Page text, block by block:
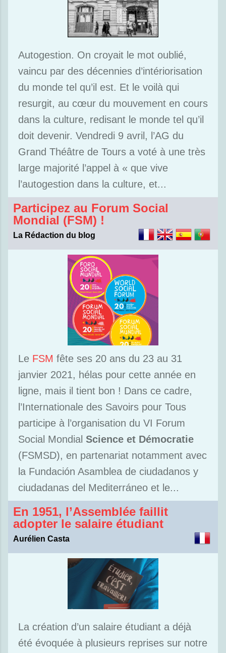
Autogestion. On croyait le mot oublié,
vaincu par des décennies d’intériorisation
du monde tel qu’il est. Et le voilà qui
resurgit, au cœur du mouvement en cours
dans la culture, redisant le monde tel qu’il
doit devenir. Vendredi 9 avril, l’AG du
Grand Théâtre de Tours a voté à une très
large majorité l’appel à « que vive
l’autogestion dans la culture, et...
Participez au Forum Social
Mondial (FSM) !
La Rédaction du blog
Le FSM fête ses 20 ans du 23 au 31
janvier 2021, hélas pour cette année en
ligne, mais il tient bon ! Dans ce cadre,
l’Internationale des Savoirs pour Tous
participe à l’organisation du VI Forum
Social Mondial Science et Démocratie
(FSMSD), en partenariat notamment avec
la Fundación Asamblea de ciudadanos y
ciudadanas del Mediterráneo et le...
En 1951, l’Assemblée faillit
adopter le salaire étudiant
Aurélien Casta
La création d’un salaire étudiant a déjà
été évoquée à plusieurs reprises sur notre